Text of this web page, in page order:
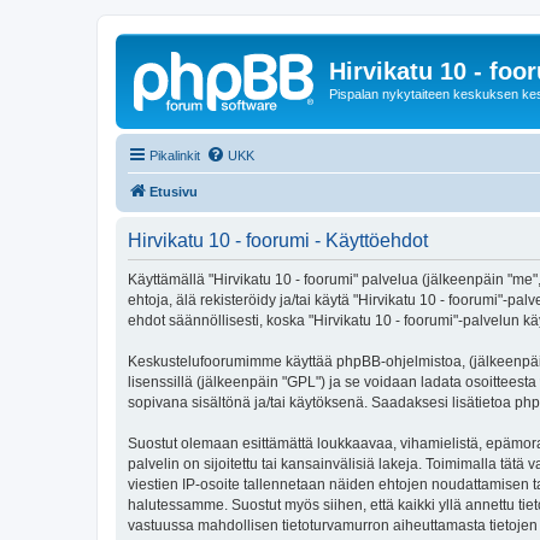
Hirvikatu 10 -
Pispalan nykytaiteen keskuksen
Pikalinkit UKK
Etusivu
Hirvikatu 10 - foorumi - Käyttöehdot
Käyttämällä "Hirvikatu 10 - foorumi" palvelua (jälkeenpäin
ehtoja, älä rekisteröidy ja/tai käytä "Hirvikatu 10 - foorumi"-
ehdot säännöllisesti, koska "Hirvikatu 10 - foorumi"-palvelun
Keskustelufoorumimme käyttää phpBB-ohjelmistoa,
lisenssillä (jälkeenpäin "GPL") ja se voidaan ladata osoitteesta
sopivana sisältönä ja/tai käytöksenä. Saadaksesi lisätietoa
Suostut olemaan esittämättä loukkaavaa, vihamielistä,
palvelin on sijoitettu tai kansainvälisiä lakeja. Toimimalla tätä
viestien IP-osoite tallennetaan näiden ehtojen noudattamisen
halutessamme. Suostut myös siihen, että kaikki yllä annettu
vastuussa mahdollisen tietoturvamurron aiheuttamasta